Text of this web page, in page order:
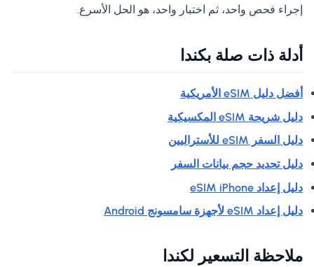
إجراء فحص واحد، ثم اختبار واحد، هو الحل الأسرع.
أدلة ذات صلة بكندا
أفضل دليل eSIM الأمريكية
دليل شريحة eSIM المكسيكية
دليل السفر eSIM للأستراليين
دليل تحديد حجم بيانات السفر
دليل إعداد eSIM iPhone
دليل إعداد eSIM لأجهزة سامسونج Android
ملاحظة التسعير لكندا